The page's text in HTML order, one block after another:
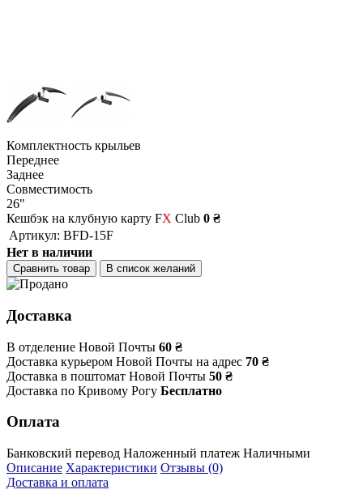
Комплектность крыльев
Переднее
Заднее
Совместимость
26"
Кешбэк на клубную карту FX Club 0 ₴
Артикул: BFD-15F
Нет в наличии
Сравнить товар В список желаний
Доставка
В отделение Новой Почты 60 ₴
Доставка курьером Новой Почты на адрес 70 ₴
Доставка в поштомат Новой Почты 50 ₴
Доставка по Кривому Рогу Бесплатно
Оплата
Банковский перевод Наложенный платеж Наличными
Описание Характеристики Отзывы (0)
Доставка и оплата